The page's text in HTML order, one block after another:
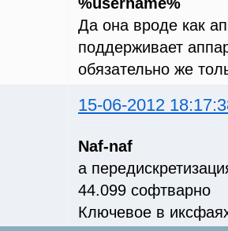
Да она вроде как
поддерживает
обязательно же
15-06-2012
Naf-naf
а
44.099 софтварно
Ключевое в